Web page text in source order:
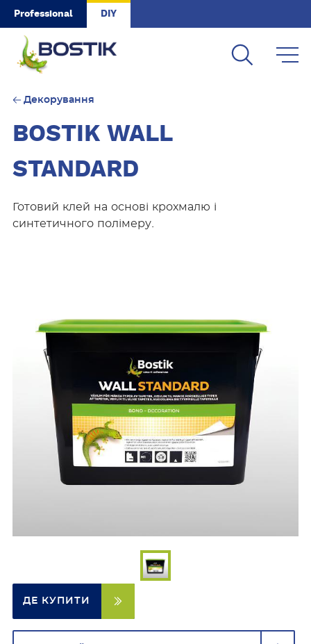
Skip to main content
Professional DIY
Декорування
BOSTIK WALL
STANDARD
Готовий клей на основі крохмалю і
синтетичного полімеру.
ДЕ КУПИТИ